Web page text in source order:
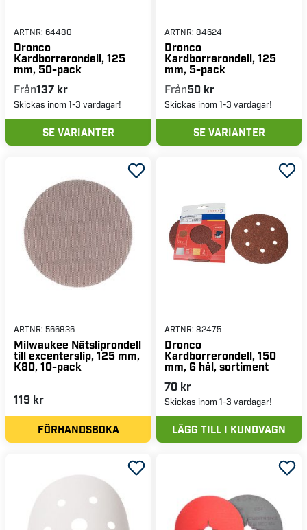
ARTNR: 64480
Dronco
Kardborrerondell, 125
mm, 50-pack
Från137 kr
Skickas inom 1-3 vardagar!
SE VARIANTER
ARTNR: 84624
Dronco
Kardborrerondell, 125
mm, 5-pack
Från50 kr
Skickas inom 1-3 vardagar!
SE VARIANTER
ARTNR: 566836
Milwaukee Nätsliprondell
till excenterslip, 125 mm,
K80, 10-pack
119 kr
FÖRHANDSBOKA
ARTNR: 82475
Dronco
Kardborrerondell, 150
mm, 6 hål, sortiment
70 kr
Skickas inom 1-3 vardagar!
LÄGG TILL I KUNDVAGN